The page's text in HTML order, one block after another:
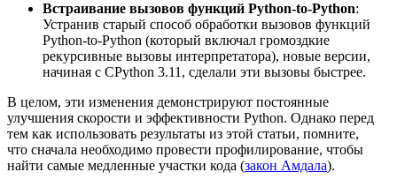
Встраивание вызовов функций Python‑to‑Python:
Устранив старый способ обработки вызовов функций
Python‑to‑Python (который включал громоздкие
рекурсивные вызовы интерпретатора), новые версии,
начиная с CPython 3.11, сделали эти вызовы быстрее.
В целом, эти изменения демонстрируют постоянные
улучшения скорости и эффективности Python. Однако перед
тем как использовать результаты из этой статьи, помните,
что сначала необходимо провести профилирование, чтобы
найти самые медленные участки кода (закон Амдала).